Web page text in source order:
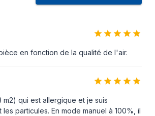
en fonction de la qualité de l'air.
qui est allergique et je suis
particules. En mode manuel à 100%, il